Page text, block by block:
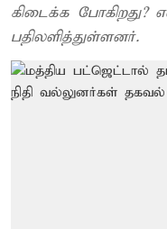
கிடைக்க போகிறது?
பதிலளித்துள்ளனர்.